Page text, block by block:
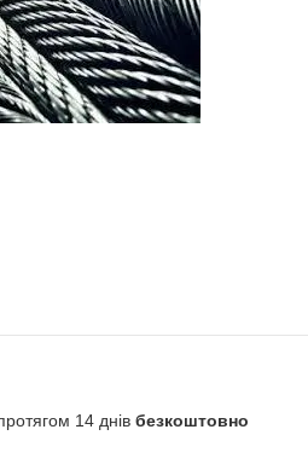
14 днів безкоштовно